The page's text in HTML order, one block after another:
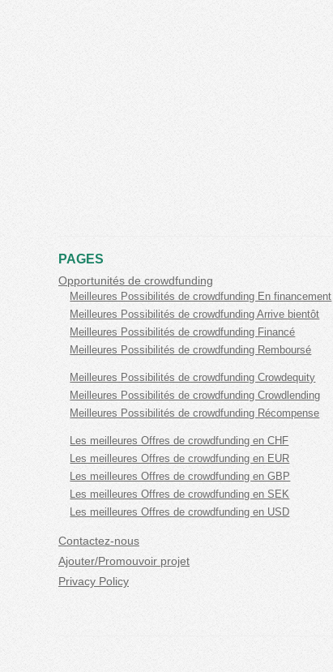
PAGES
Opportunités de crowdfunding
Meilleures Possibilités de crowdfunding En financement
Meilleures Possibilités de crowdfunding Arrive bientôt
Meilleures Possibilités de crowdfunding Financé
Meilleures Possibilités de crowdfunding Remboursé
Meilleures Possibilités de crowdfunding Crowdequity
Meilleures Possibilités de crowdfunding Crowdlending
Meilleures Possibilités de crowdfunding Récompense
Les meilleures Offres de crowdfunding en CHF
Les meilleures Offres de crowdfunding en EUR
Les meilleures Offres de crowdfunding en GBP
Les meilleures Offres de crowdfunding en SEK
Les meilleures Offres de crowdfunding en USD
Contactez-nous
Ajouter/Promouvoir projet
Privacy Policy